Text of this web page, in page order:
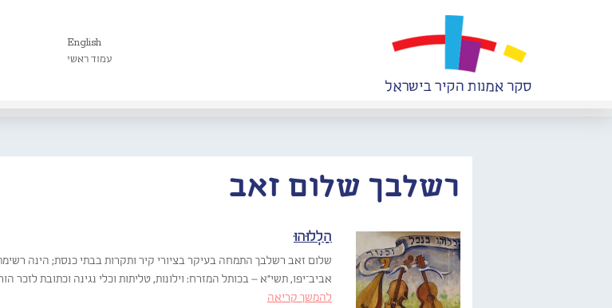
English
עמוד ראשי
רשלבך שלום זאב
הַלְלוּהוּ
שלום זאב רשלבך התמחה בעיקר בציורי קיר ותקרות בבתי כנסת; הינה
אביב־יפו, תשי"א – בכותל המזרח: וילונות, טליתות וכלי נגינה וכתובת לזכר
להמשך קריאה